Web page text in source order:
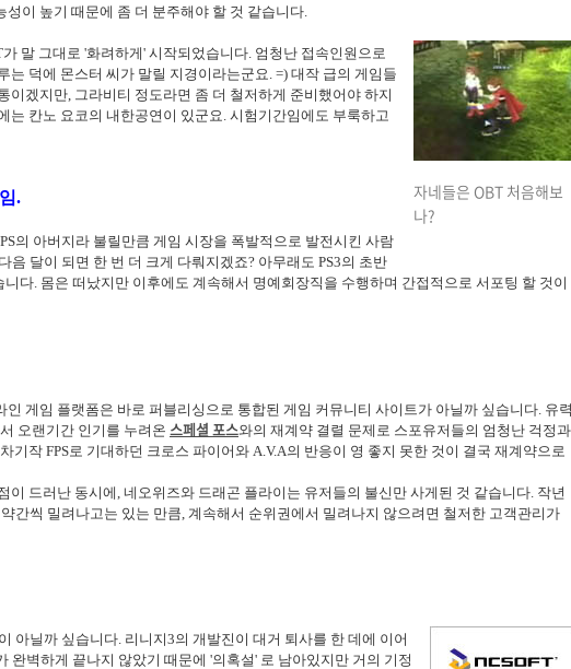
이 높기 때문에 좀 더 분주해야 할 것 같습니다.
자네들은 OBT 처음해보
나?
가 말 그대로 '화려하게' 시작되었습니다. 엄청난 접속인원으로
는 덕에 몬스터 씨가 말릴 지경이라는군요. =) 대작 급의 게임들
이겠지만, 그라비티 정도라면 좀 더 철저하게 준비했어야 하지
는 칸노 요코의 내한공연이 있군요. 시험기간임에도 부룩하고
.
의 아버지라 불릴만큼 게임 시장을 폭발적으로 발전시킨 사람
달이 되면 한 번 더 크게 다뤄지겠죠? 아무래도 PS3의 초반
다. 몸은 떠났지만 이후에도 계속해서 명예회장직을 수행하며 간접적으로 서포팅 할 것이
게임 플랫폼은 바로 퍼블리싱으로 통합된 게임 커뮤니티 사이트가 아닐까 싶습니다. 유력
오랜기간 인기를 누려온 스페셜 포스와의 재계약 결렬 문제로 스포유저들의 엄청난 걱정과
기작 FPS로 기대하던 크로스 파이어와 A.V.A의 반응이 영 좋지 못한 것이 결국 재계약으로
이 드러난 동시에, 네오위즈와 드래곤 플라이는 유저들의 불신만 사게된 것 같습니다. 작년
간씩 밀려나고는 있는 만큼, 계속해서 순위권에서 밀려나지 않으려면 철저한 고객관리가
아닐까 싶습니다. 리니지3의 개발진이 대거 퇴사를 한 데에 이어
벽하게 끝나지 않았기 때문에 '의혹설' 로 남아있지만 거의 기정